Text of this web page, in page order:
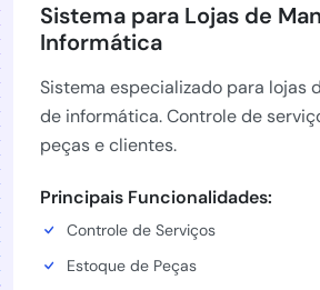
Sistema para Lojas de
Informática
Sistema especializado para lojas
de informática. Controle de
peças e clientes.
Principais Funcionalidades:
Controle de Serviços
Estoque de Peças